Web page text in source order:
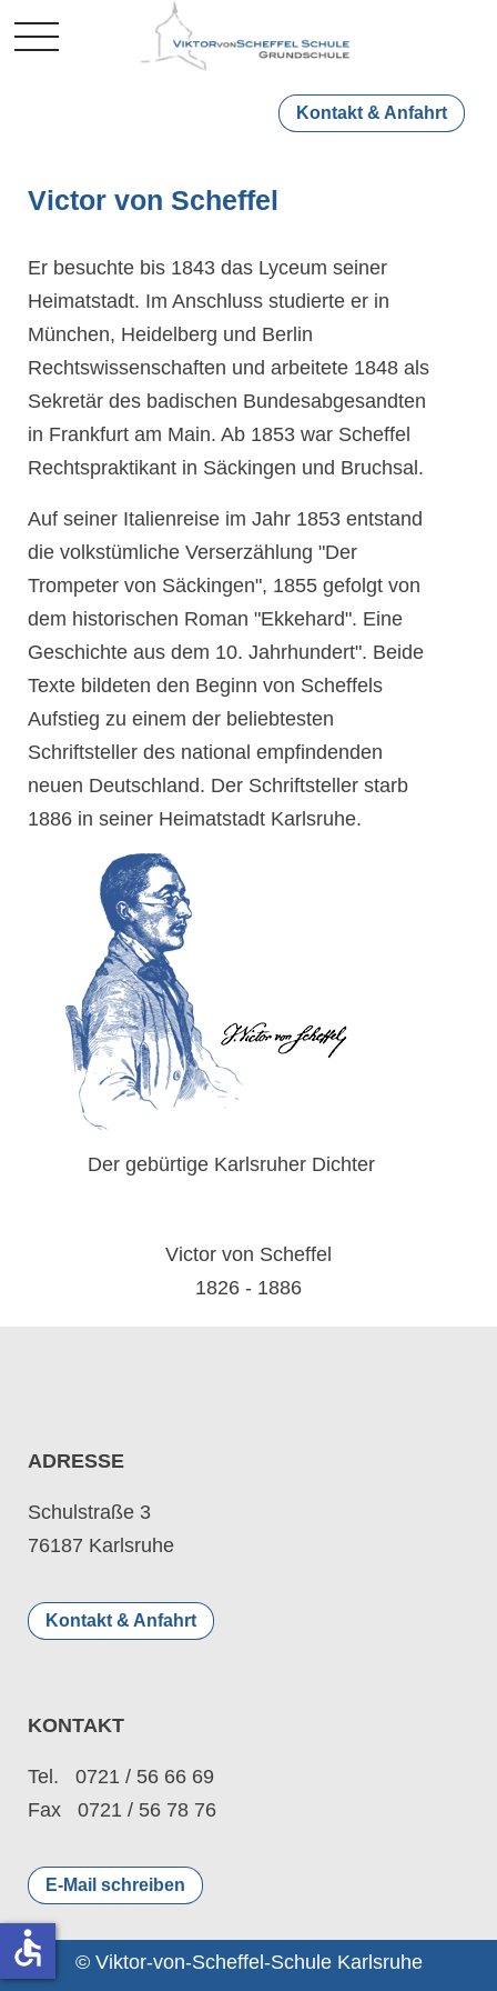
Mobile Menu Toggle
Kontakt & Anfahrt
Victor von Scheffel
Er besuchte bis 1843 das Lyceum seiner
Heimatstadt. Im Anschluss studierte er in
München, Heidelberg und Berlin
Rechtswissenschaften und arbeitete 1848 als
Sekretär des badischen Bundesabgesandten
in Frankfurt am Main. Ab 1853 war Scheffel
Rechtspraktikant in Säckingen und Bruchsal.
Auf seiner Italienreise im Jahr 1853 entstand
die volkstümliche Verserzählung "Der
Trompeter von Säckingen", 1855 gefolgt von
dem historischen Roman "Ekkehard". Eine
Geschichte aus dem 10. Jahrhundert". Beide
Texte bildeten den Beginn von Scheffels
Aufstieg zu einem der beliebtesten
Schriftsteller des national empfindenden
neuen Deutschland. Der Schriftsteller starb
1886 in seiner Heimatstadt Karlsruhe.
Der gebürtige Karlsruher Dichter
Victor von Scheffel
1826 - 1886
ADRESSE
Schulstraße 3
76187 Karlsruhe
Kontakt & Anfahrt
KONTAKT
Tel. 0721 / 56 66 69
Fax 0721 / 56 78 76
E-Mail schreiben
© Viktor-von-Scheffel-Schule Karlsruhe
accessible